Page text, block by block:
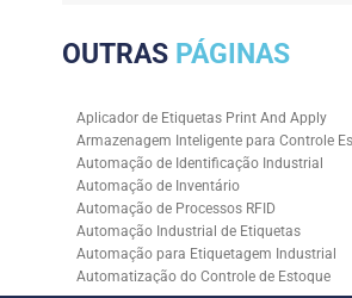
OUTRAS PÁGINAS
Aplicador de Etiquetas Print And Apply
Armazenagem Inteligente para Controle
Automação de Identificação Industrial
Automação de Inventário
Automação de Processos RFID
Automação Industrial de Etiquetas
Automação para Etiquetagem Industrial
Automatização do Controle de Estoque